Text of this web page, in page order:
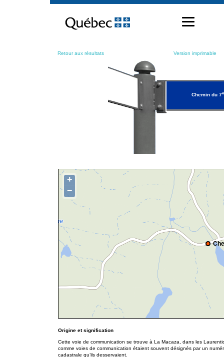
contenu
Retour aux résultats Version imprimable
Chemin du 7e
+
−
Origine et signification
Cette voie de communication se trouve à La Macaza, dans les
comme voies de communication étaient souvent désignés par un
cadastrale qu’ils desservaient.